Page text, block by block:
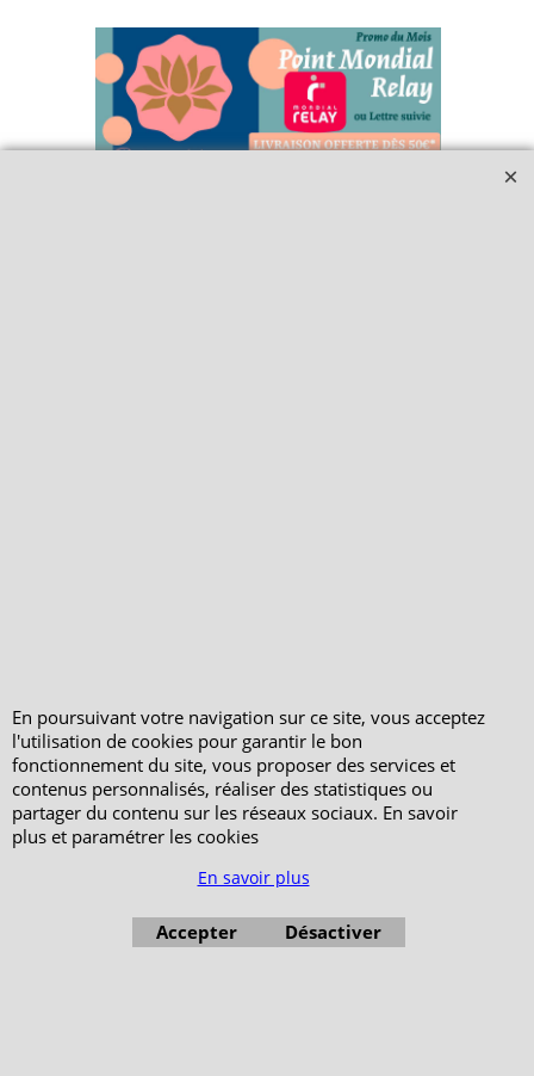
En poursuivant votre navigation sur ce site, vous acceptez
l'utilisation de cookies pour garantir le bon
fonctionnement du site, vous proposer des services et
contenus personnalisés, réaliser des statistiques ou
partager du contenu sur les réseaux sociaux. En savoir
plus et paramétrer les cookies
En savoir plus
Accepter Désactiver